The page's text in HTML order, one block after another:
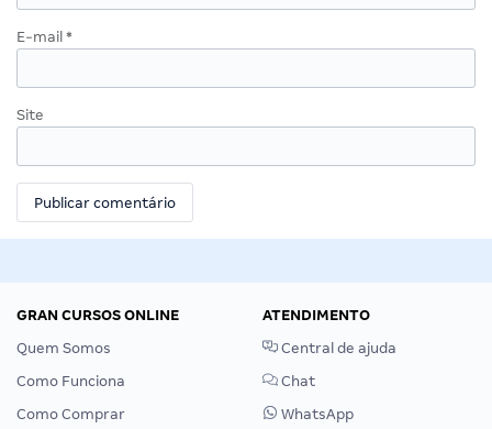
E-mail *
Site
GRAN CURSOS ONLINE
Quem Somos
Como Funciona
Como Comprar
ATENDIMENTO
Central de ajuda
Chat
WhatsApp